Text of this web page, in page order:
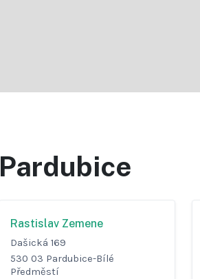
Pardubice
Rastislav Zemene
Dašická 169
530 03 Pardubice-Bílé
Předměstí